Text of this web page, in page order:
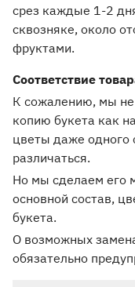
срез каждые 1-2
сквозняке, около
фруктами.
Соответствие
К сожалению, мы
копию букета как
цветы даже одного
различаться.
Но мы сделаем его
основной состав,
букета.
О возможных
обязательно